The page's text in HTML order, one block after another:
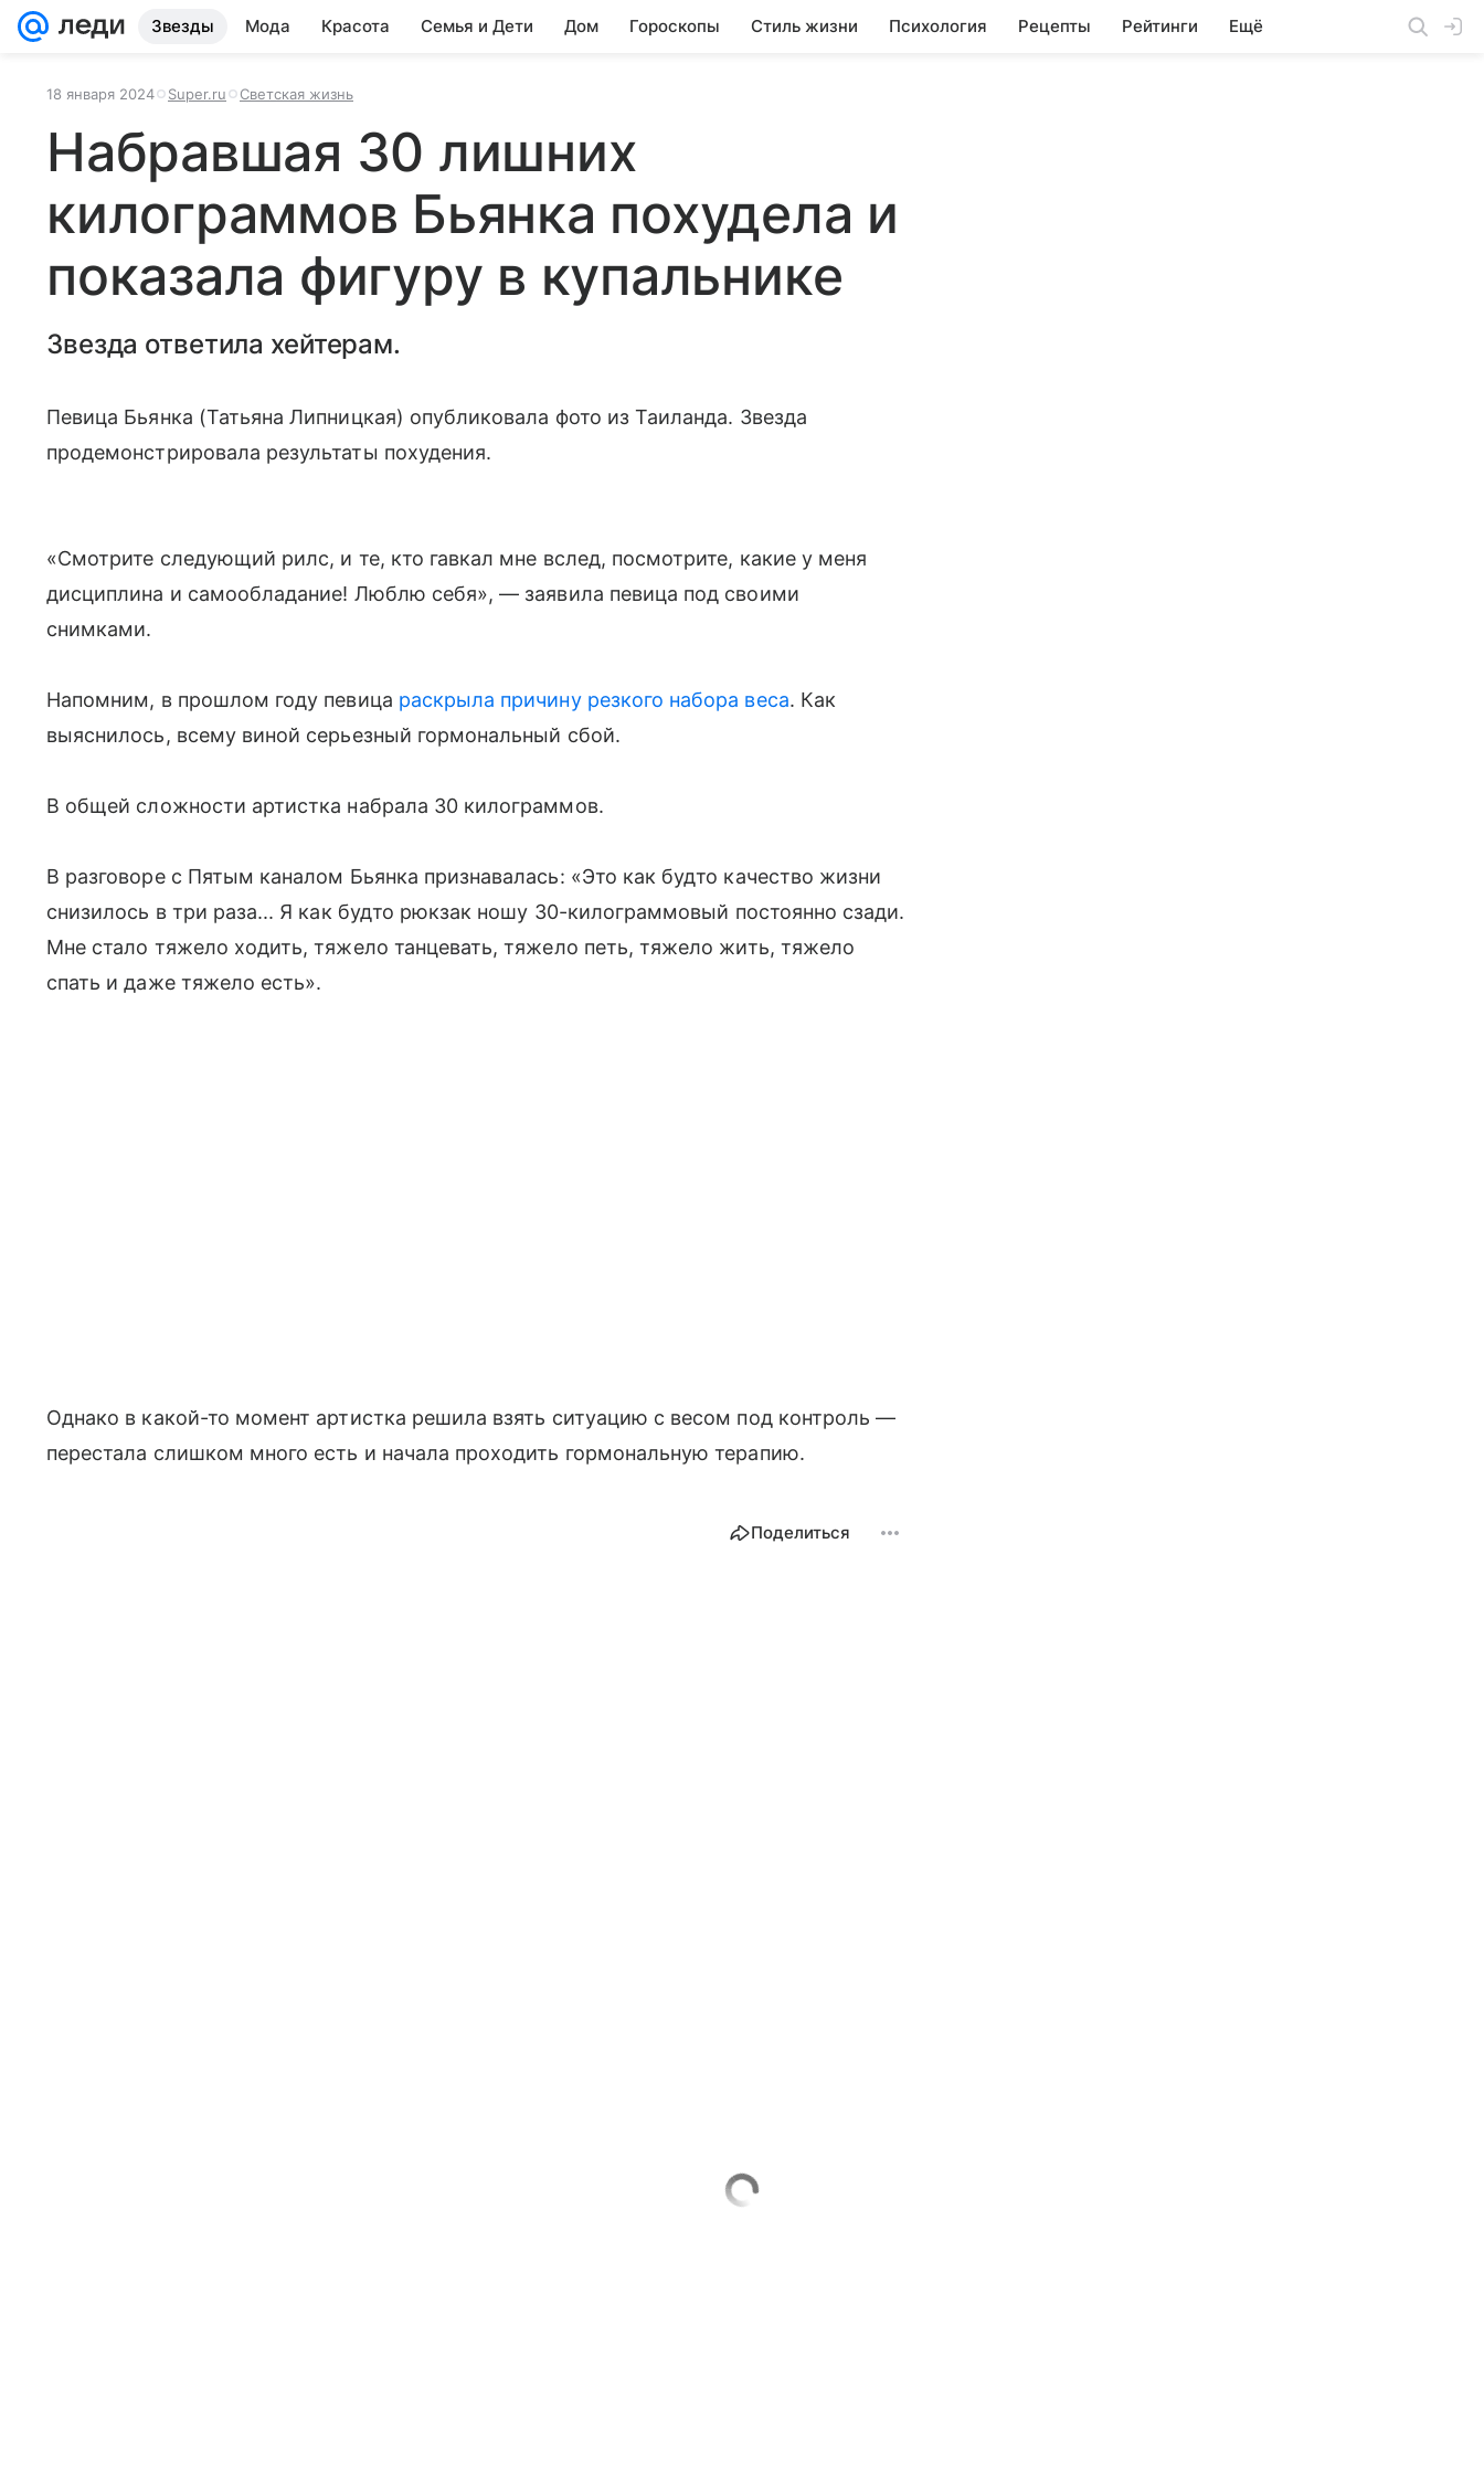
Звезды Мода Красота Семья и Дети Дом Гороскопы Стиль жизни Психология Рецепты Рейтинги Ещё
18 января 2024 Super.ru Светская жизнь
Набравшая 30 лишних
килограммов Бьянка похудела и
показала фигуру в купальнике
Звезда ответила хейтерам.
Певица Бьянка (Татьяна Липницкая) опубликовала фото из Таиланда. Звезда
продемонстрировала результаты похудения.
«Смотрите следующий рилс, и те, кто гавкал мне вслед, посмотрите, какие у меня
дисциплина и самообладание! Люблю себя», — заявила певица под своими
снимками.
Напомним, в прошлом году певица раскрыла причину резкого набора веса. Как
выяснилось, всему виной серьезный гормональный сбой.
В общей сложности артистка набрала 30 килограммов.
В разговоре с Пятым каналом Бьянка признавалась: «Это как будто качество жизни
снизилось в три раза... Я как будто рюкзак ношу 30-килограммовый постоянно сзади.
Мне стало тяжело ходить, тяжело танцевать, тяжело петь, тяжело жить, тяжело
спать и даже тяжело есть».
Однако в какой-то момент артистка решила взять ситуацию с весом под контроль —
перестала слишком много есть и начала проходить гормональную терапию.
Поделиться